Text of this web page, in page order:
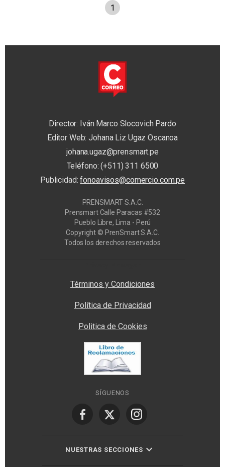
1
Director: Iván Marco Slocovich Pardo
Editor Web: Johana Liz Ugaz Oscanoa
johana.ugaz@prensmart.pe
Teléfono: (+511) 311 6500
Publicidad:fonoavisos@comercio.com.pe
PRENSMART S.A.C.
Prensmart Calle Paracas #532
Pueblo Libre, Lima - Perú
Copyright © PrenSmart S.A.C.
Todos los derechos reservados
Términos y Condiciones
Política de Privacidad
Politica de Cookies
SÍGUENOS
NUESTRAS SECCIONES